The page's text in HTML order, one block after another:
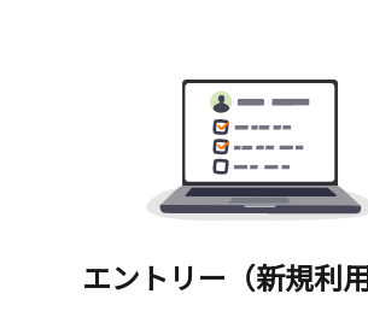
エントリー（新規利用